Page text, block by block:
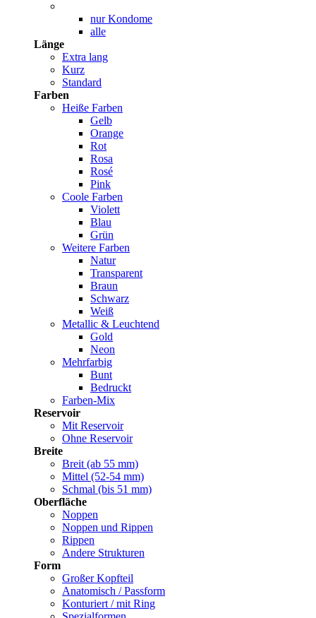
nur Kondome
alle
Länge
Extra lang
Kurz
Standard
Farben
Heiße Farben
Gelb
Orange
Rot
Rosa
Rosé
Pink
Coole Farben
Violett
Blau
Grün
Weitere Farben
Natur
Transparent
Braun
Schwarz
Weiß
Metallic & Leuchtend
Gold
Neon
Mehrfarbig
Bunt
Bedruckt
Farben-Mix
Reservoir
Mit Reservoir
Ohne Reservoir
Breite
Breit (ab 55 mm)
Mittel (52-54 mm)
Schmal (bis 51 mm)
Oberfläche
Noppen
Noppen und Rippen
Rippen
Andere Strukturen
Form
Großer Kopfteil
Anatomisch / Passform
Konturiert / mit Ring